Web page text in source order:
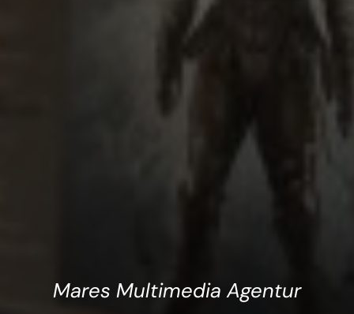
Mares Multimedia Agentur